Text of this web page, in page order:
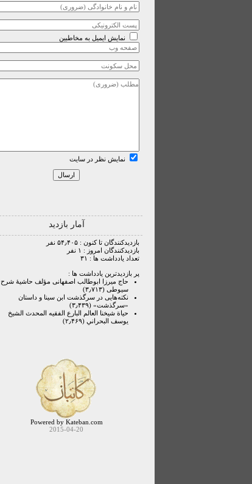
نمایش ایمیل به مخاطبین
نمایش نظر در سایت
آمار بازدید
بازدیدکنندگان تا کنون : ۵۴٫۴۰۵ نفر
بازدیدکنندگان امروز : ۱ نفر
تعداد یادداشت ها : ۳۱
پر بازدیدترین یادداشت ها :
حاج میرزا ابوطالب اصفهانی مؤلف حاشیۀ شرح
سیوطی (۳٫۷۱۳)
نکته‌هایی در سرگذشت ابن سینا و داستان
«سرگذشت» (۳٫۴۳۹)
حياة شيخنا العالم البارع الفقيه المحدث الشيخ
يوسف البحراني (۲٫۴۶۹)
Powered by Kateban.com
2015-04-20